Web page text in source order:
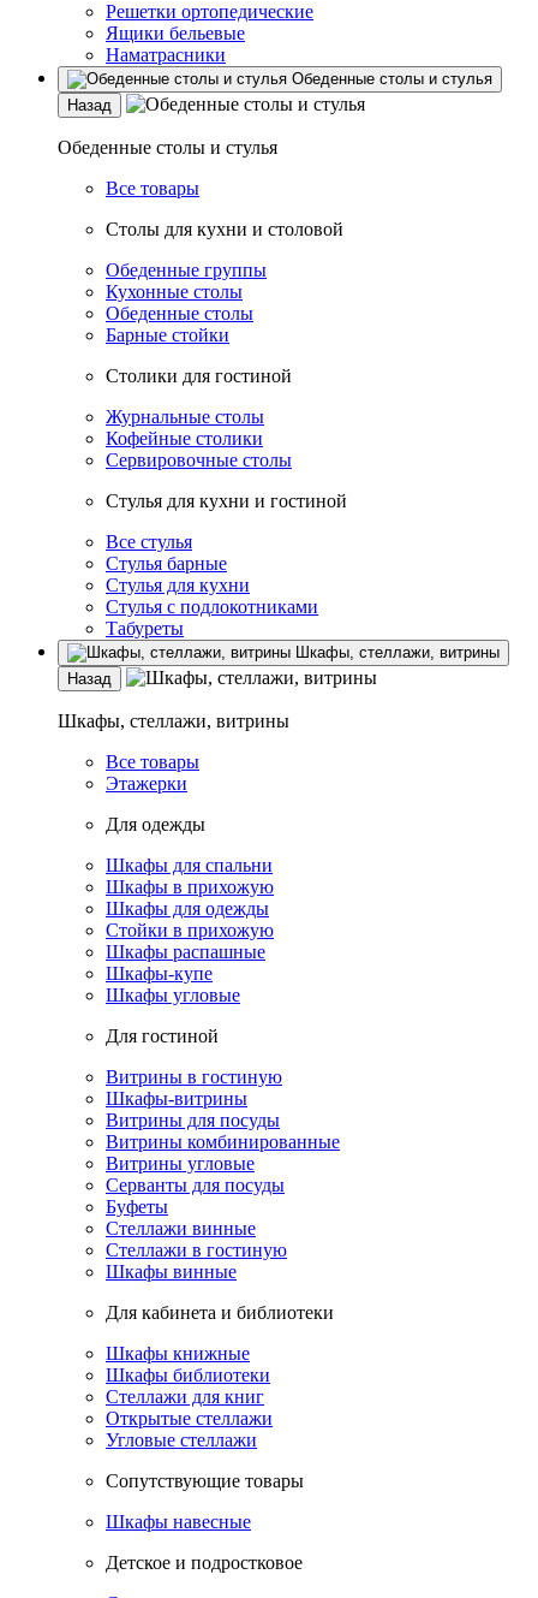
Решетки ортопедические
Ящики бельевые
Наматрасники
Обеденные столы и стулья
Назад
Обеденные столы и стулья
Все товары
Столы для кухни и столовой
Обеденные группы
Кухонные столы
Обеденные столы
Барные стойки
Столики для гостиной
Журнальные столы
Кофейные столики
Сервировочные столы
Стулья для кухни и гостиной
Все стулья
Стулья барные
Стулья для кухни
Стулья с подлокотниками
Табуреты
Шкафы, стеллажи, витрины
Назад
Шкафы, стеллажи, витрины
Все товары
Этажерки
Для одежды
Шкафы для спальни
Шкафы в прихожую
Шкафы для одежды
Стойки в прихожую
Шкафы распашные
Шкафы-купе
Шкафы угловые
Для гостиной
Витрины в гостиную
Шкафы-витрины
Витрины для посуды
Витрины комбинированные
Витрины угловые
Серванты для посуды
Буфеты
Стеллажи винные
Стеллажи в гостиную
Шкафы винные
Для кабинета и библиотеки
Шкафы книжные
Шкафы библиотеки
Стеллажи для книг
Открытые стеллажи
Угловые стеллажи
Сопутствующие товары
Шкафы навесные
Детское и подростковое